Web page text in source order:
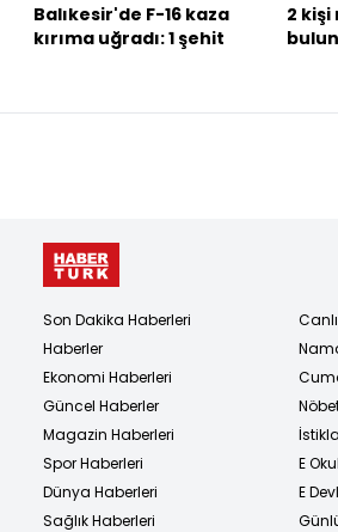
Balıkesir'de F-16 kaza
kırıma uğradı: 1 şehit
2
Son Dakika Haberleri
Haberler
Ekonomi Haberleri
Güncel Haberler
Magazin Haberleri
Spor Haberleri
Dünya Haberleri
Sağlık Haberleri
E
E